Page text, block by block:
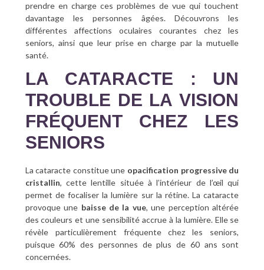
prendre en charge ces problèmes de vue qui touchent
davantage les personnes âgées. Découvrons les
différentes affections oculaires courantes chez les
seniors, ainsi que leur prise en charge par la mutuelle
santé.
LA CATARACTE : UN
TROUBLE DE LA VISION
FRÉQUENT CHEZ LES
SENIORS
La cataracte constitue une opacification progressive du
cristallin, cette lentille située à l’intérieur de l’œil qui
permet de focaliser la lumière sur la rétine. La cataracte
provoque une baisse de la vue, une perception altérée
des couleurs et une sensibilité accrue à la lumière. Elle se
révèle particulièrement fréquente chez les seniors,
puisque 60% des personnes de plus de 60 ans sont
concernées.